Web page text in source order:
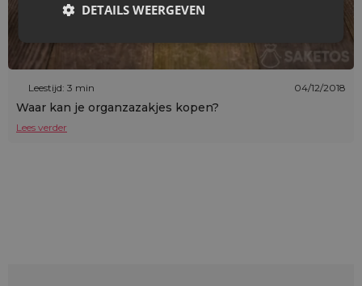
Leestijd: 3 min 04/12/2018
Waar kan je organzazakjes kopen?
Lees verder
DETAILS WEERGEVEN